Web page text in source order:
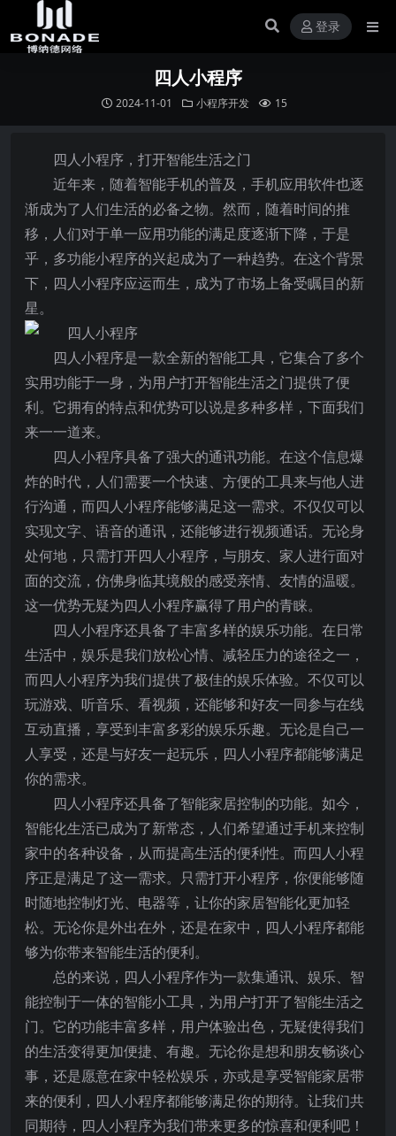
登录
四人小程序
2024-11-01 小程序开发 15
四人小程序，打开智能生活之门
近年来，随着智能手机的普及，手机应用软件也逐
渐成为了人们生活的必备之物。然而，随着时间的推
移，人们对于单一应用功能的满足度逐渐下降，于是
乎，多功能小程序的兴起成为了一种趋势。在这个背景
下，四人小程序应运而生，成为了市场上备受瞩目的新
星。
四人小程序是一款全新的智能工具，它集合了多个
实用功能于一身，为用户打开智能生活之门提供了便
利。它拥有的特点和优势可以说是多种多样，下面我们
来一一道来。
四人小程序具备了强大的通讯功能。在这个信息爆
炸的时代，人们需要一个快速、方便的工具来与他人进
行沟通，而四人小程序能够满足这一需求。不仅仅可以
实现文字、语音的通讯，还能够进行视频通话。无论身
处何地，只需打开四人小程序，与朋友、家人进行面对
面的交流，仿佛身临其境般的感受亲情、友情的温暖。
这一优势无疑为四人小程序赢得了用户的青睐。
四人小程序还具备了丰富多样的娱乐功能。在日常
生活中，娱乐是我们放松心情、减轻压力的途径之一，
而四人小程序为我们提供了极佳的娱乐体验。不仅可以
玩游戏、听音乐、看视频，还能够和好友一同参与在线
互动直播，享受到丰富多彩的娱乐乐趣。无论是自己一
人享受，还是与好友一起玩乐，四人小程序都能够满足
你的需求。
四人小程序还具备了智能家居控制的功能。如今，
智能化生活已成为了新常态，人们希望通过手机来控制
家中的各种设备，从而提高生活的便利性。而四人小程
序正是满足了这一需求。只需打开小程序，你便能够随
时随地控制灯光、电器等，让你的家居智能化更加轻
松。无论你是外出在外，还是在家中，四人小程序都能
够为你带来智能生活的便利。
总的来说，四人小程序作为一款集通讯、娱乐、智
能控制于一体的智能小工具，为用户打开了智能生活之
门。它的功能丰富多样，用户体验出色，无疑使得我们
的生活变得更加便捷、有趣。无论你是想和朋友畅谈心
事，还是愿意在家中轻松娱乐，亦或是享受智能家居带
来的便利，四人小程序都能够满足你的期待。让我们共
同期待，四人小程序为我们带来更多的惊喜和便利吧！